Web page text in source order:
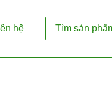
hệ
Search
for: